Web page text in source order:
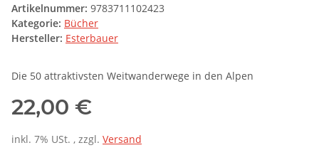
Artikelnummer: 9783711102423
Kategorie: Bücher
Hersteller: Esterbauer
Die 50 attraktivsten Weitwanderwege in den Alpen
22,00 €
inkl. 7% USt. , zzgl. Versand